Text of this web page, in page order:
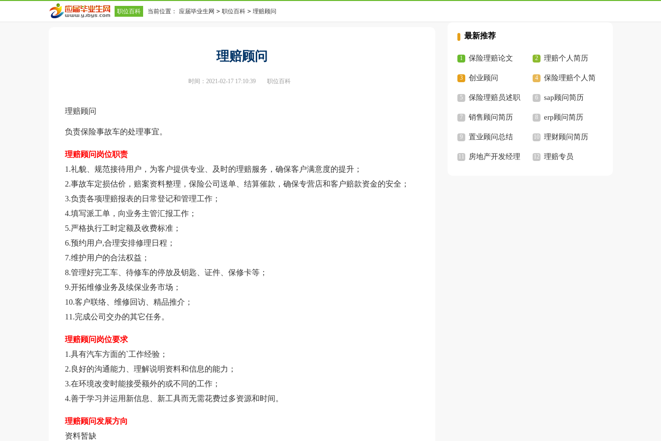
职位百科 当前位置： 应届毕业生网 > 职位百科 > 理赔顾问
理赔顾问
时间：2021-02-17 17:10:39 职位百科
理赔顾问
负责保险事故车的处理事宜。
理赔顾问岗位职责
1.礼貌、规范接待用户，为客户提供专业、及时的理赔服务，确保客户满意度的提升；
2.事故车定损估价，赔案资料整理，保险公司送单、结算催款，确保专营店和客户赔款资金的安全；
3.负责各项理赔报表的日常登记和管理工作；
4.填写派工单，向业务主管汇报工作；
5.严格执行工时定额及收费标准；
6.预约用户,合理安排修理日程；
7.维护用户的合法权益；
8.管理好完工车、待修车的停放及钥匙、证件、保修卡等；
9.开拓维修业务及续保业务市场；
10.客户联络、维修回访、精品推介；
11.完成公司交办的其它任务。
理赔顾问岗位要求
1.具有汽车方面的`工作经验；
2.良好的沟通能力、理解说明资料和信息的能力；
3.在环境改变时能接受额外的或不同的工作；
4.善于学习并运用新信息、新工具而无需花费过多资源和时间。
理赔顾问发展方向
资料暂缺
最新推荐
保险理赔论文 理赔个人简历
创业顾问 保险理赔个人简
历
保险理赔员述职
报告
sap顾问简历
销售顾问简历 erp顾问简历
置业顾问总结 理财顾问简历
房地产开发经理 理赔专员